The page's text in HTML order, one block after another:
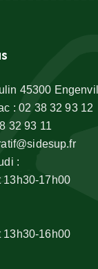
45300
:02 38 32 93 12
32 93 11
:
13h30-17h00
13h30-16h00